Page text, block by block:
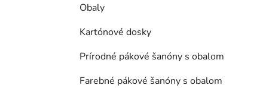
Obaly
Kartónové dosky
Prírodné pákové šanóny s obalom
Farebné pákové šanóny s obalom